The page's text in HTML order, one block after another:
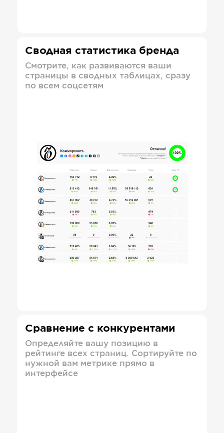
Сводная статистика бренда
Смотрите, как развиваются ваши
страницы в сводных таблицах, сразу
по всем соцсетям
Сравнение с конкурентами
Определяйте вашу позицию в
рейтинге всех страниц. Сортируйте по
нужной вам метрике прямо в
интерфейсе